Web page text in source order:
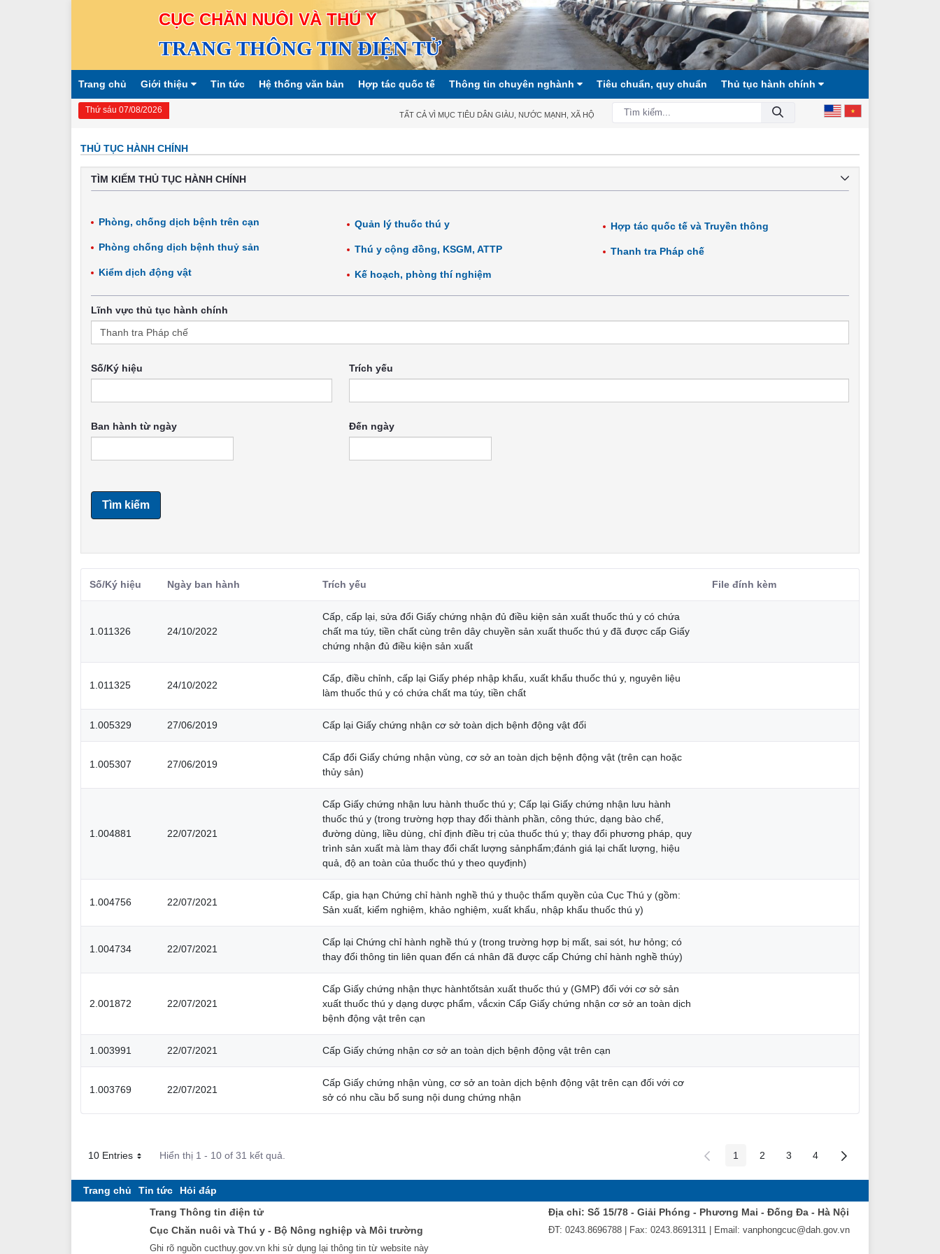
CỤC CHĂN NUÔI VÀ THÚ Y
TRANG THÔNG TIN ĐIỆN TỬ
Trang chủ Giới thiệu Tin tức Hệ thống văn bản Hợp tác quốc tế Thông tin chuyên nghành Tiêu chuẩn, quy chuẩn Thủ tục hành chính
Thứ sáu 07/08/2026 TẤT CẢ VÌ MỤC TIÊU DÂN GIÀU, NƯỚC MẠNH, XÃ HỘI CÔNG BẰNG, DÂN CHỦ, VĂN MINH!
THỦ TỤC HÀNH CHÍNH
TÌM KIẾM THỦ TỤC HÀNH CHÍNH
Phòng, chống dịch bệnh trên cạn
Phòng chống dịch bệnh thuỷ sản
Kiểm dịch động vật
Quản lý thuốc thú y
Thú y cộng đồng, KSGM, ATTP
Kế hoạch, phòng thí nghiệm
Hợp tác quốc tế và Truyền thông
Thanh tra Pháp chế
Lĩnh vực thủ tục hành chính
Số/Ký hiệu Trích yếu
Ban hành từ ngày Đến ngày
Tìm kiếm
Số/Ký hiệu Ngày ban hành Trích yếu File đính kèm
1.011326 24/10/2022
Cấp, cấp lại, sửa đổi Giấy chứng nhận đủ điều kiện sản xuất thuốc thú y có chứa
chất ma túy, tiền chất cùng trên dây chuyền sản xuất thuốc thú y đã được cấp Giấy
chứng nhận đủ điều kiện sản xuất
1.011325 24/10/2022
Cấp, điều chỉnh, cấp lại Giấy phép nhập khẩu, xuất khẩu thuốc thú y, nguyên liệu
làm thuốc thú y có chứa chất ma túy, tiền chất
1.005329 27/06/2019 Cấp lại Giấy chứng nhận cơ sở toàn dịch bệnh động vật đối
1.005307 27/06/2019
Cấp đổi Giấy chứng nhận vùng, cơ sở an toàn dịch bệnh động vật (trên cạn hoặc
thủy sản)
1.004881 22/07/2021
Cấp Giấy chứng nhận lưu hành thuốc thú y; Cấp lại Giấy chứng nhận lưu hành
thuốc thú y (trong trường hợp thay đổi thành phần, công thức, dạng bào chế,
đường dùng, liều dùng, chỉ định điều trị của thuốc thú y; thay đổi phương pháp, quy
trình sản xuất mà làm thay đổi chất lượng sảnphẩm;đánh giá lại chất lượng, hiệu
quả, độ an toàn của thuốc thú y theo quyđịnh)
1.004756 22/07/2021
Cấp, gia hạn Chứng chỉ hành nghề thú y thuộc thẩm quyền của Cục Thú y (gồm:
Sản xuất, kiểm nghiệm, khảo nghiệm, xuất khẩu, nhập khẩu thuốc thú y)
1.004734 22/07/2021
Cấp lại Chứng chỉ hành nghề thú y (trong trường hợp bị mất, sai sót, hư hỏng; có
thay đổi thông tin liên quan đến cá nhân đã được cấp Chứng chỉ hành nghề thúy)
2.001872 22/07/2021
Cấp Giấy chứng nhận thực hànhtốtsản xuất thuốc thú y (GMP) đối với cơ sở sản
xuất thuốc thú y dạng dược phẩm, vắcxin Cấp Giấy chứng nhận cơ sở an toàn dịch
bệnh động vật trên cạn
1.003991 22/07/2021 Cấp Giấy chứng nhận cơ sở an toàn dịch bệnh động vật trên cạn
1.003769 22/07/2021
Cấp Giấy chứng nhận vùng, cơ sở an toàn dịch bệnh động vật trên cạn đối với cơ
sở có nhu cầu bổ sung nội dung chứng nhận
10 EntriesMỗi trang Hiển thị 1 - 10 of 31 kết quả. Các trang trên cổng
1 Các trang trên cổng
2 Các trang trên cổng
3 Các trang trên cổng
4
Trang chủ Tin tức
Hỏi đáp
Trang Thông tin điện tử
Cục Chăn nuôi và Thú y - Bộ Nông nghiệp và Môi trường
Ghi rõ nguồn cucthuy.gov.vn khi sử dụng lại thông tin từ website này
Địa chỉ: Số 15/78 - Giải Phóng - Phương Mai - Đống Đa - Hà Nội
ĐT: 0243.8696788 | Fax: 0243.8691311 | Email: vanphongcuc@dah.gov.vn